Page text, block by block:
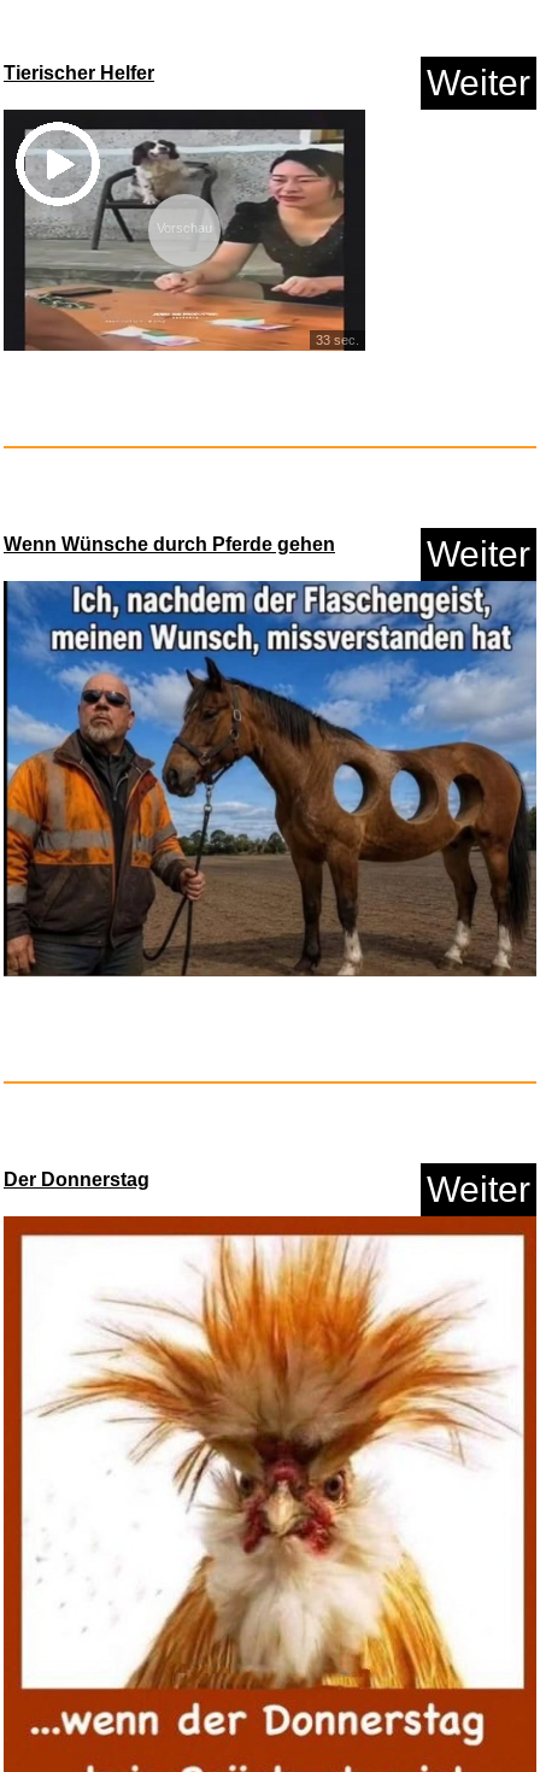
Anzeige
Coffret les plus grands palais...
Anzeige
TAXMAN 2026 (für Steuerja...
Anzeige
Progressive Steps to Syncopati...
Anzeige
Tierischer Helfer Weiter
Vorschau
33 sec.
Wenn Wünsche durch Pferde gehen Weiter
Der Donnerstag Weiter